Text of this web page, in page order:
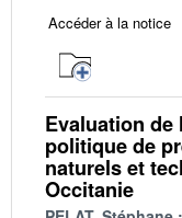
Accéder à la notice
Evaluation
politique de
naturels et
Occitanie